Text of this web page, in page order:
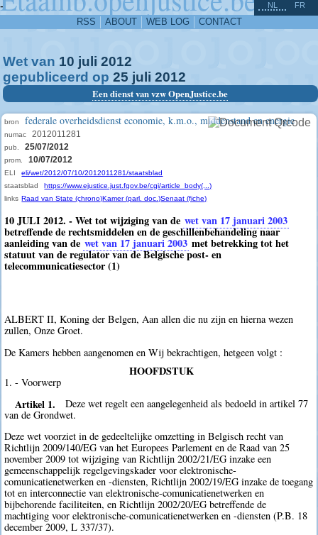
-
RSS ABOUT WEB LOG CONTACT
NL FR
Wet van 10 juli 2012
gepubliceerd op 25 juli 2012
Een dienst van vzw OpenJustice.be
bron federale overheidsdienst economie, k.m.o., middenstand en energie
numac 2012011281
pub. 25/07/2012
prom. 10/07/2012
ELI
eli/wet/2012/07/10/2012011281/staatsblad
staatsblad
https://www.ejustice.just.fgov.be/cgi/article_body(...)
links Raad van State (chrono)Kamer (parl. doc.)Senaat (fiche)
10 JULI 2012. - Wet tot wijziging van de wet van 17 januari 2003
betreffende de rechtsmiddelen en de geschillenbehandeling naar
aanleiding van de wet van 17 januari 2003 met betrekking tot het
statuut van de regulator van de Belgische post- en
telecommunicatiesector (1)
ALBERT II, Koning der Belgen, Aan allen die nu zijn en hierna wezen
zullen, Onze Groet.
De Kamers hebben aangenomen en Wij bekrachtigen, hetgeen volgt :
HOOFDSTUK
1. - Voorwerp
Artikel 1.
Deze wet regelt een aangelegenheid als bedoeld in artikel 77
van de Grondwet.
Deze wet voorziet in de gedeeltelijke omzetting in Belgisch recht van
Richtlijn 2009/140/EG van het Europees Parlement en de Raad van 25
november 2009 tot wijziging van Richtlijn 2002/21/EG inzake een
gemeenschappelijk regelgevingskader voor elektronische-
comunicatienetwerken en -diensten, Richtlijn 2002/19/EG inzake de toegang
tot en interconnectie van elektronische-comunicatienetwerken en
bijbehorende faciliteiten, en Richtlijn 2002/20/EG betreffende de
machtiging voor elektronische-comunicatienetwerken en -diensten (P.B. 18
december 2009, L 337/37).
^